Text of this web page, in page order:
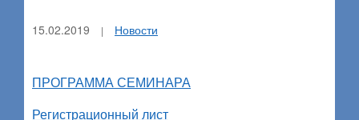
15.02.2019 Новости
ПРОГРАММА СЕМИНАРА
Регистрационный лист